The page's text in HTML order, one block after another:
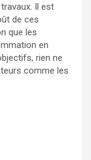
Il est
de ces
que les
en
rien ne
comme les